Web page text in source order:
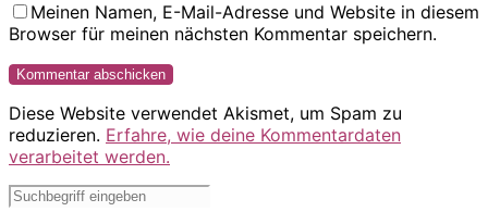
Meinen Namen, E-Mail-Adresse und Website in diesem
Browser für meinen nächsten Kommentar speichern.
Diese Website verwendet Akismet, um Spam zu
reduzieren. Erfahre, wie deine Kommentardaten
verarbeitet werden.